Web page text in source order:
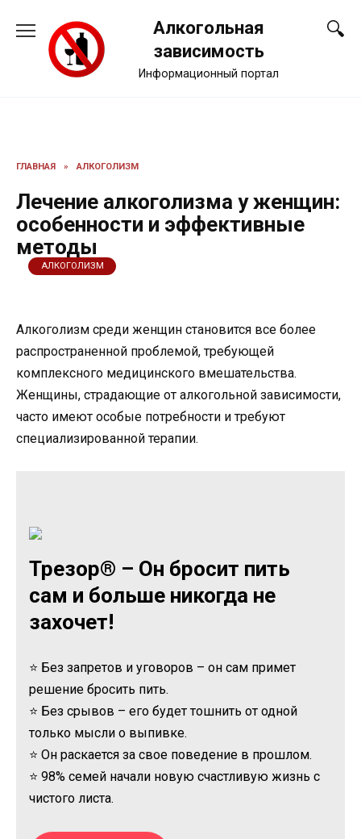
содержанию
Алкогольная
зависимость
Информационный портал
ГЛАВНАЯ » АЛКОГОЛИЗМ
Лечение алкоголизма у женщин:
особенности и эффективные
методы
АЛКОГОЛИЗМ
Алкоголизм среди женщин становится все более
распространенной проблемой, требующей
комплексного медицинского вмешательства.
Женщины, страдающие от алкогольной зависимости,
часто имеют особые потребности и требуют
специализированной терапии.
Трезор® – Он бросит пить
сам и больше никогда не
захочет!
⭐ Без запретов и уговоров – он сам примет
решение бросить пить.
⭐ Без срывов – его будет тошнить от одной
только мысли о выпивке.
⭐ Он раскается за свое поведение в прошлом.
⭐ 98% семей начали новую счастливую жизнь с
чистого листа.